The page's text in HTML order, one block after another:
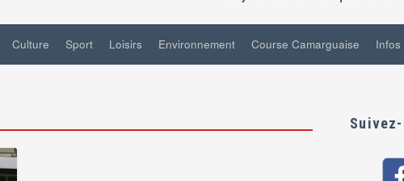
Culture Sport Loisirs Environnement Course Camarguaise Infos